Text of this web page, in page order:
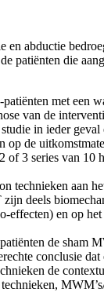
abductie
patiënten die
met
van de
in ieder
de
of 3 series van
technieken aan
deels
effecten) en op
de sham
conclusie
de